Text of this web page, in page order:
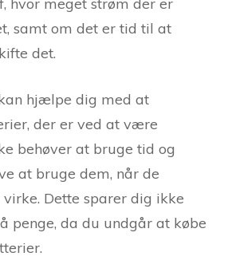
hvor meget strøm der er
samt om det er tid til at
det.
hjælpe dig med at
der er ved at være
behøver at bruge tid og
at bruge dem, når de
Dette sparer dig ikke
penge, da du undgår at købe